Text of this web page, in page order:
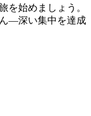
を始めましょう。
—深い集中を達成